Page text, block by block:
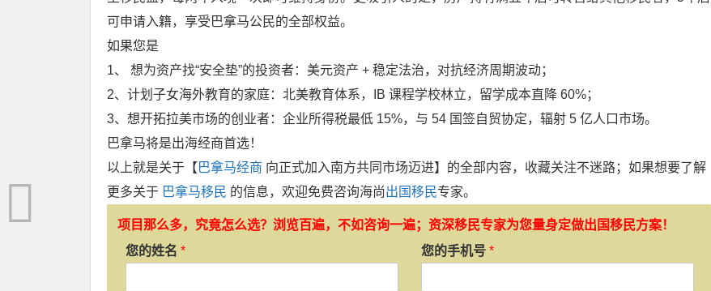
可申请入籍，享受巴拿马公民的全部权益。
如果您是
1、 想为资产找“安全垫”的投资者：美元资产 + 稳定法治，对抗经济周期波动；
2、计划子女海外教育的家庭：北美教育体系，IB 课程学校林立，留学成本直降 60%；
3、想开拓拉美市场的创业者：企业所得税最低 15%，与 54 国签自贸协定，辐射 5 亿人口市场。
巴拿马将是出海经商首选！
以上就是关于【 巴拿马经商 向正式加入南方共同市场迈进】的全部内容，收藏关注不迷路；如果想要了解
更多关于 巴拿马移民 的信息，欢迎免费咨询海尚出国移民专家。
项目那么多，究竟怎么选？浏览百遍，不如咨询一遍；资深移民专家为您量身定做出国移民方案！
您的姓名 * 您的手机号 *